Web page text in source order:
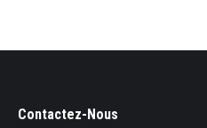
Contactez-Nous